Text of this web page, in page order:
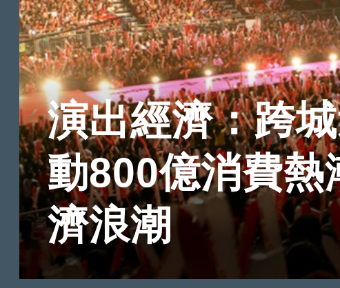
演出經濟：跨
動800億消費熱
濟浪潮